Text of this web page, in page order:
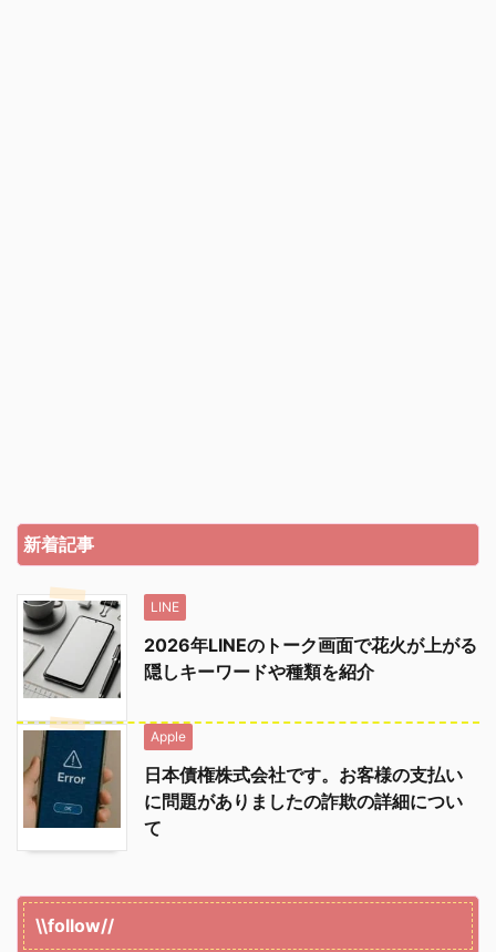
新着記事
LINE
2026年LINEのトーク画面で花火が上がる
隠しキーワードや種類を紹介
Apple
日本債権株式会社です。お客様の支払い
に問題がありましたの詐欺の詳細につい
て
\\follow//